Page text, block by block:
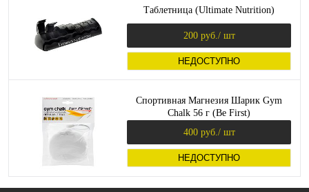
Таблетница (Ultimate Nutrition)
200 руб. / шт
НЕДОСТУПНО
Спортивная Магнезия Шарик Gym
Chalk 56 г (Be First)
400 руб. / шт
НЕДОСТУПНО